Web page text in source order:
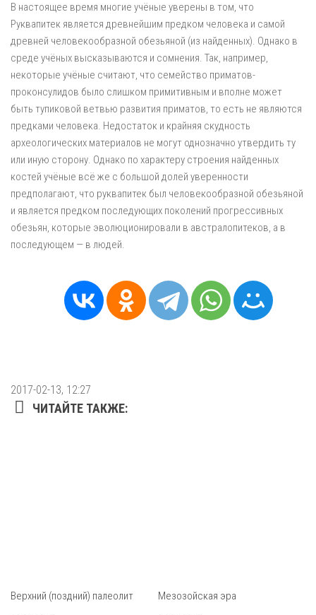
В настоящее время многие учёные уверены в том, что
Руквапитек является древнейшим предком человека и самой
древней человекообразной обезьяной (из найденных). Однако в
среде учёных высказываются и сомнения. Так, например,
некоторые учёные считают, что семейство приматов-
проконсулидов было слишком примитивным и вполне может
быть тупиковой ветвью развития приматов, то есть не являются
предками человека. Недостаток и крайняя скудность
археологических материалов не могут однозначно утвердить ту
или иную сторону. Однако по характеру строения найденных
костей учёные всё же с большой долей уверенности
предполагают, что руквапитек был человекообразной обезьяной
и является предком последующих поколений прогрессивных
обезьян, которые эволюционировали в австралопитеков, а в
последующем — в людей.
2017-02-13, 12:27
ЧИТАЙТЕ ТАКЖЕ:
Верхний (поздний) палеолит Мезозойская эра